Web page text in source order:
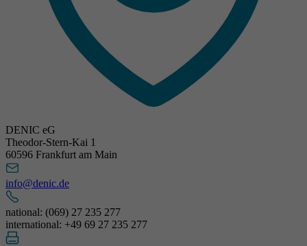
DENIC eG
Theodor-Stern-Kai 1
60596 Frankfurt am Main
info@denic.de
national: (069) 27 235 277
international: +49 69 27 235 277